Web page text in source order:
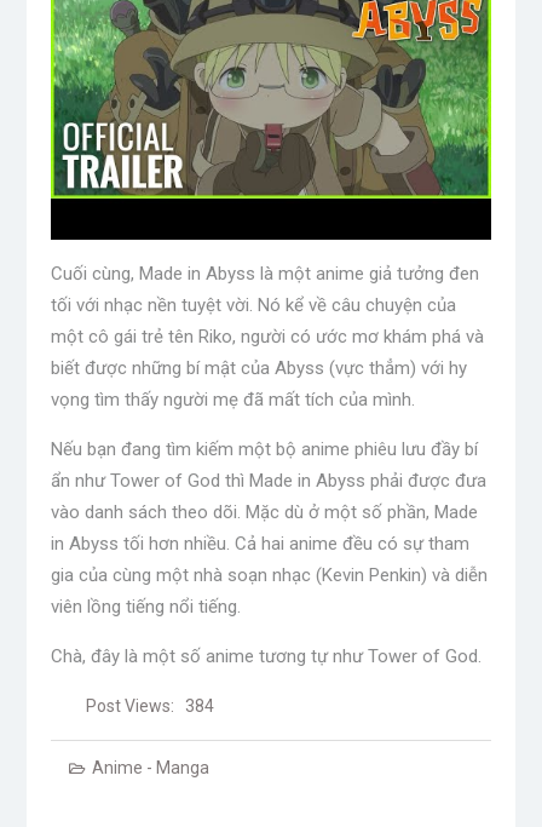
Cuối cùng, Made in Abyss là một anime giả tưởng đen
tối với nhạc nền tuyệt vời. Nó kể về câu chuyện của
một cô gái trẻ tên Riko, người có ước mơ khám phá và
biết được những bí mật của Abyss (vực thẳm) với hy
vọng tìm thấy người mẹ đã mất tích của mình.
Nếu bạn đang tìm kiếm một bộ anime phiêu lưu đầy bí
ẩn như Tower of God thì Made in Abyss phải được đưa
vào danh sách theo dõi. Mặc dù ở một số phần, Made
in Abyss tối hơn nhiều. Cả hai anime đều có sự tham
gia của cùng một nhà soạn nhạc (Kevin Penkin) và diễn
viên lồng tiếng nổi tiếng.
Chà, đây là một số anime tương tự như Tower of God.
Post Views: 384
Anime - Manga